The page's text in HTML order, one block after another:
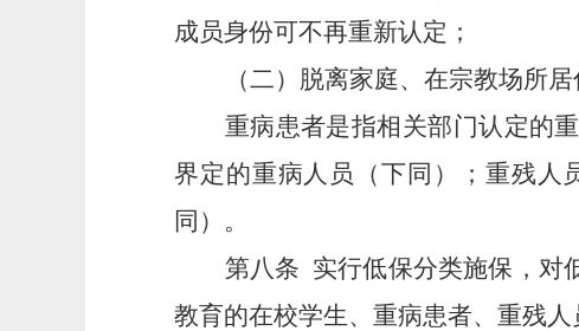
成员身份可不再重新认定；
（二）脱离家庭、在宗教场所
重病患者是指相关部门认定的
界定的重病人员（下同）；重残人
同）。
第八条 实行低保分类施保，对
教育的在校学生、重病患者、重残